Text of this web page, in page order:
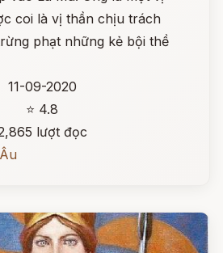
coi là vị thần chịu trách
phạt những kẻ bội thề
11-09-2020
⭐ 4.8
lượt đọc